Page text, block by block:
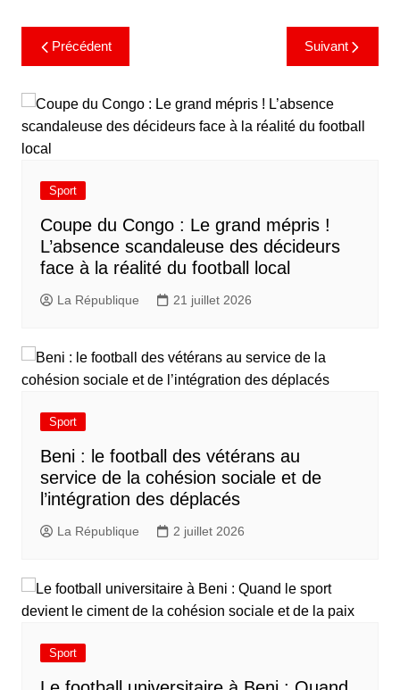
Précédent Suivant
Sport
​Coupe du Congo : Le grand mépris !
L’absence scandaleuse des décideurs
face à la réalité du football local
La République 21 juillet 2026
Sport
Beni : le football des vétérans au
service de la cohésion sociale et de
l’intégration des déplacés​
La République 2 juillet 2026
Sport